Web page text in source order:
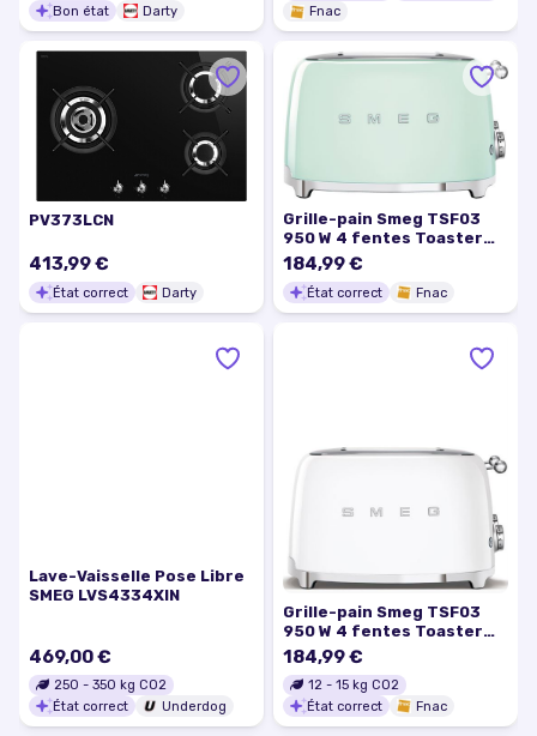
Bon état Darty
Fnac
PV373LCN
413,99 €
État correct Darty
Grille-pain Smeg TSF03
950 W 4 fentes Toaster
Vert d'eau
184,99 €
État correct Fnac
Lave-Vaisselle Pose Libre
SMEG LVS4334XIN
469,00 €
250 - 350 kg CO2
État correct
Underdog
Grille-pain Smeg TSF03
950 W 4 fentes Toaster
Blanc
184,99 €
12 - 15 kg CO2
État correct
Fnac